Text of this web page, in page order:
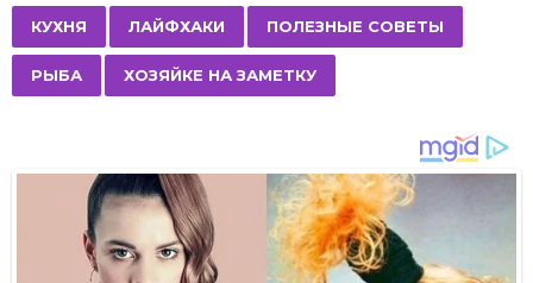
a
g
a
КУХНЯ ЛАЙФХАКИ ПОЛЕЗНЫЕ СОВЕТЫ
РЫБА ХОЗЯЙКЕ НА ЗАМЕТКУ